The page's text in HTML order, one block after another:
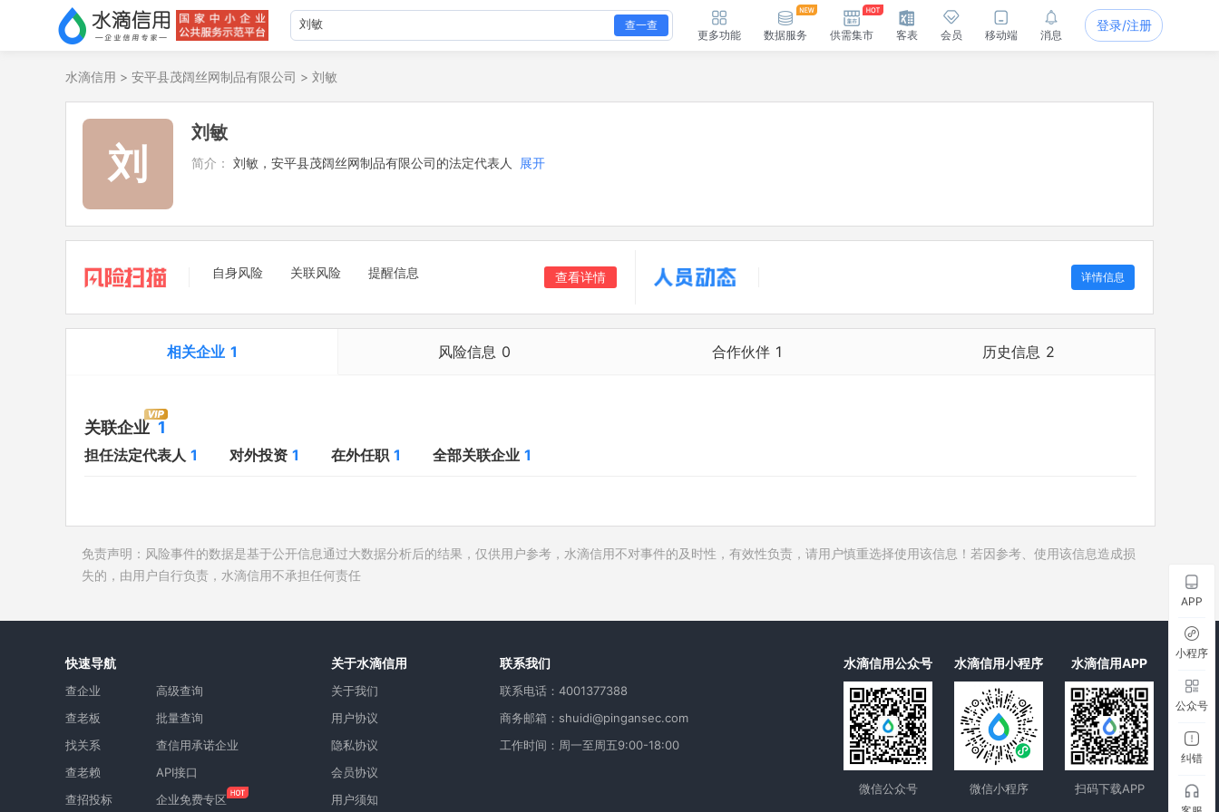
查一查
更多功能 数据服务 供需集市 客表 会员 移动端 消息
登录/注册
水滴信用 > 安平县茂阔丝网制品有限公司 > 刘敏
刘
刘敏
简介： 刘敏，安平县茂阔丝网制品有限公司的法定代表人 展开
自身风险 关联风险 提醒信息 查看详情 详情信息
相关企业 1
对外投资 1
在外任职 1
所属集团
风险信息 0
法院公告
失信被执行人
司法协助
合作伙伴 1 历史信息 2
历史被执行人
历史司法协助
关联企业 1
担任法定代表人 1 对外投资 1 在外任职 1 全部关联企业 1
免责声明：风险事件的数据是基于公开信息通过大数据分析后的结果，仅供用户参考，水滴信用不对事件的及时性，有效性负责，请用户慎重选择使用该信息！若因参考、使用该信息造成损
失的，由用户自行负责，水滴信用不承担任何责任
快速导航
查企业
查老板
找关系
查老赖
查招投标
高级查询
批量查询
查信用承诺企业
API接口
企业免费专区
关于水滴信用
关于我们
用户协议
隐私协议
会员协议
用户须知
联系我们
联系电话：4001377388
商务邮箱：shuidi@pingansec.com
工作时间：周一至周五9:00-18:00
水滴信用公众号
微信公众号
水滴信用小程序
微信小程序
水滴信用APP
扫码下载APP
APP
小程序
公众号
纠错